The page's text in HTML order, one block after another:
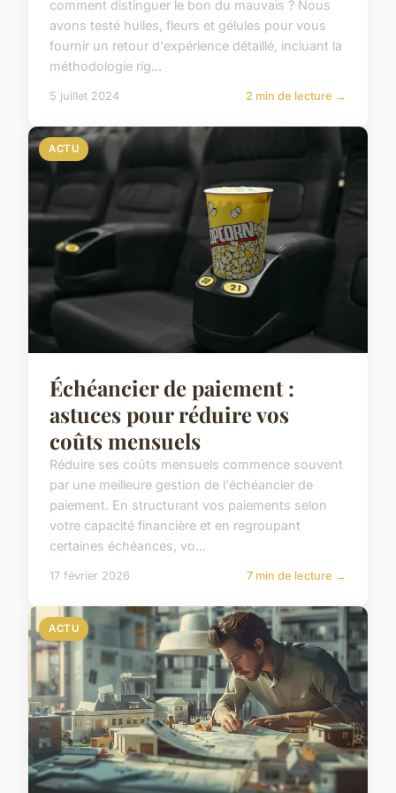
comment distinguer le bon du mauvais ? Nous
avons testé huiles, fleurs et gélules pour vous
fournir un retour d'expérience détaillé, incluant la
méthodologie rig...
5 juillet 2024 2 min de lecture →
ACTU
Échéancier de paiement :
astuces pour réduire vos
coûts mensuels
Réduire ses coûts mensuels commence souvent
par une meilleure gestion de l'échéancier de
paiement. En structurant vos paiements selon
votre capacité financière et en regroupant
certaines échéances, vo...
17 février 2026 7 min de lecture →
ACTU